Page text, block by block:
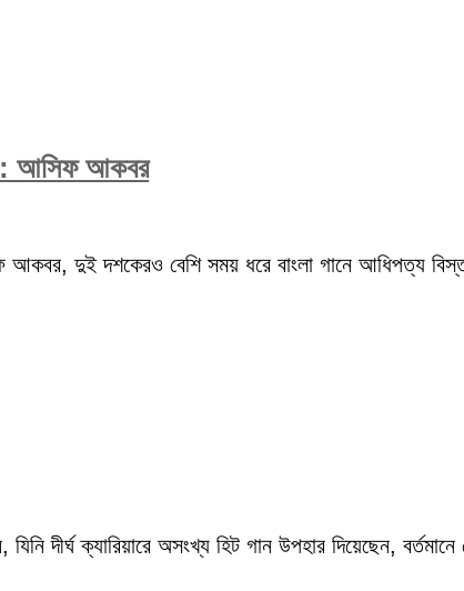
আসিফ আকবর
আকবর, দুই দশকেরও বেশি সময় ধরে বাংলা গানে আধিপত্য
দীর্ঘ ক্যারিয়ারে অসংখ্য হিট গান উপহার দিয়েছেন,